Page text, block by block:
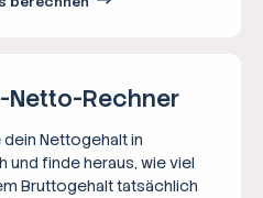
Netto-­Rechner
Nettogehalt in
und finde heraus, wie viel
Bruttogehalt tatsächlich